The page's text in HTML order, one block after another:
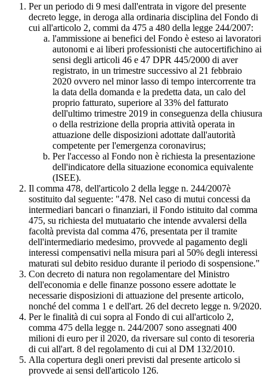
Per un periodo di 9 mesi dall'entrata in vigore del presente
decreto legge, in deroga alla ordinaria disciplina del Fondo di
cui all'articolo 2, commi da 475 a 480 della legge 244/2007:
l'ammissione ai benefici del Fondo è esteso ai lavoratori
autonomi e ai liberi professionisti che autocertifichino ai
sensi degli articoli 46 e 47 DPR 445/2000 di aver
registrato, in un trimestre successivo al 21 febbraio
2020 ovvero nel minor lasso di tempo intercorrente tra
la data della domanda e la predetta data, un calo del
proprio fatturato, superiore al 33% del fatturato
dell'ultimo trimestre 2019 in conseguenza della chiusura
o della restrizione della propria attività operata in
attuazione delle disposizioni adottate dall'autorità
competente per l'emergenza coronavirus;
Per l'accesso al Fondo non è richiesta la presentazione
dell'indicatore della situazione economica equivalente
(ISEE).
Il comma 478, dell'articolo 2 della legge n. 244/2007è
sostituito dal seguente: "478. Nel caso di mutui concessi da
intermediari bancari o finanziari, il Fondo istituito dal comma
475, su richiesta del mutuatario che intende avvalersi della
facoltà prevista dal comma 476, presentata per il tramite
dell'intermediario medesimo, provvede al pagamento degli
interessi compensativi nella misura pari al 50% degli interessi
maturati sul debito residuo durante il periodo di sospensione."
Con decreto di natura non regolamentare del Ministro
dell'economia e delle finanze possono essere adottate le
necessarie disposizioni di attuazione del presente articolo,
nonché del comma 1 e dell'art. 26 del decreto legge n. 9/2020.
Per le finalità di cui sopra al Fondo di cui all'articolo 2,
comma 475 della legge n. 244/2007 sono assegnati 400
milioni di euro per il 2020, da riversare sul conto di tesoreria
di cui all'art. 8 del regolamento di cui al DM 132/2010.
Alla copertura degli oneri previsti dal presente articolo si
provvede ai sensi dell'articolo 126.